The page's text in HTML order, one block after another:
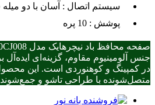
سیستم اتصال : آسان با دو
پوشش : 10 پره
جنس آلومینیوم مقاوم، گزینه‌ای
متصل‌شونده با طراحی تاشو و